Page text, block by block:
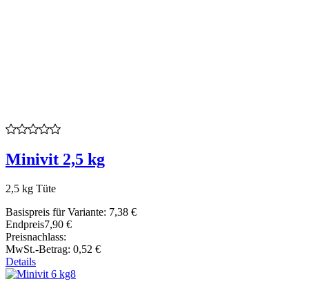
Minivit 2,5 kg
2,5 kg Tüte
Basispreis für Variante: 7,38 €
Endpreis7,90 €
Preisnachlass:
MwSt.-Betrag: 0,52 €
Details